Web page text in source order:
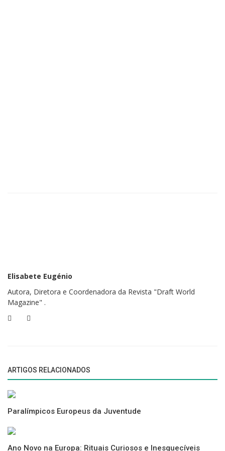
Elisabete Eugénio
Autora, Diretora e Coordenadora da Revista "Draft World
Magazine" .
ARTIGOS RELACIONADOS
Paralímpicos Europeus da Juventude
Ano Novo na Europa: Rituais Curiosos e Inesquecíveis